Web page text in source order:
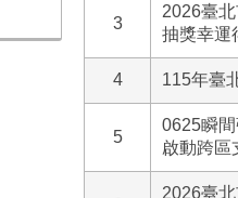
3
2026臺
抽獎幸運
4 115年臺
5
0625瞬
啟動跨區
2026臺